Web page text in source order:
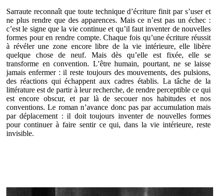
Sarraute reconnaît que toute technique d’écriture finit par s’user et
ne plus rendre que des apparences. Mais ce n’est pas un échec :
c’est le signe que la vie continue et qu’il faut inventer de nouvelles
formes pour en rendre compte. Chaque fois qu’une écriture réussit
à révéler une zone encore libre de la vie intérieure, elle libère
quelque chose de neuf. Mais dès qu’elle est fixée, elle se
transforme en convention. L’être humain, pourtant, ne se laisse
jamais enfermer : il reste toujours des mouvements, des pulsions,
des réactions qui échappent aux cadres établis. La tâche de la
littérature est de partir à leur recherche, de rendre perceptible ce qui
est encore obscur, et par là de secouer nos habitudes et nos
conventions. Le roman n’avance donc pas par accumulation mais
par déplacement : il doit toujours inventer de nouvelles formes
pour continuer à faire sentir ce qui, dans la vie intérieure, reste
invisible.